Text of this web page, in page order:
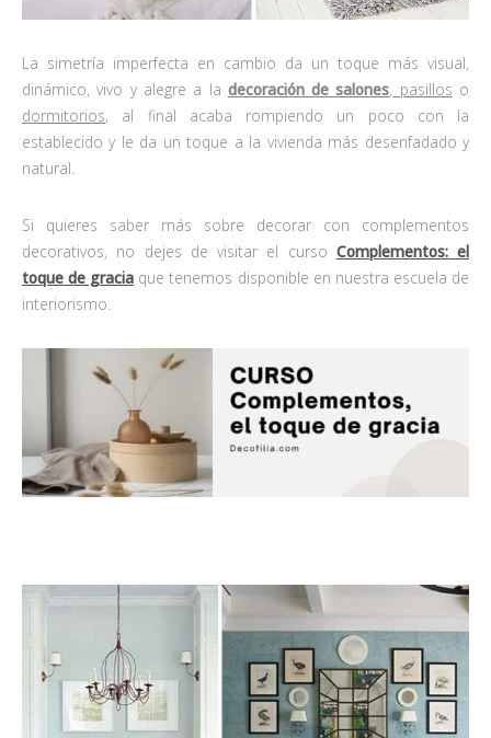
La simetría imperfecta en cambio da un toque más visual,
dinámico, vivo y alegre a la decoración de salones, pasillos o
dormitorios, al final acaba rompiendo un poco con la
establecido y le da un toque a la vivienda más desenfadado y
natural.
Si quieres saber más sobre decorar con complementos
decorativos, no dejes de visitar el curso Complementos: el
toque de gracia que tenemos disponible en nuestra escuela de
interiorismo.